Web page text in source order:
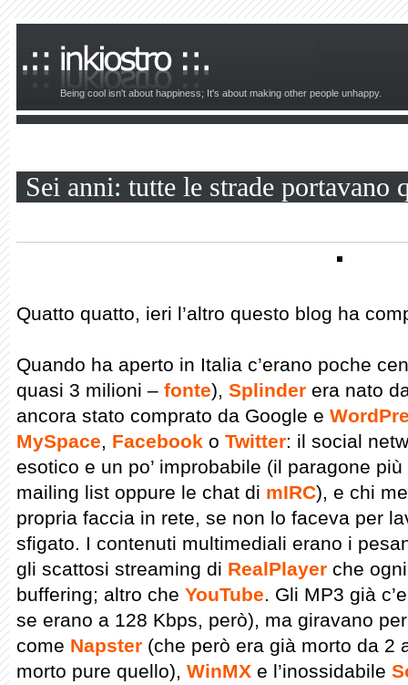
Being cool isn't about happiness; It's about making other people unhappy.
Sei anni: tutte le strade portavano
Quatto quatto, ieri l’altro questo blog ha
Quando ha aperto in Italia c’erano poche
quasi 3 milioni – fonte), Splinder era nato
ancora stato comprato da Google e
MySpace, Facebook o Twitter: il social
esotico e un po’ improbabile (il paragone
mailing list oppure le chat di mIRC), e chi
propria faccia in rete, se non lo faceva per
sfigato. I contenuti multimediali erano i
gli scattosi streaming di RealPlayer che
buffering; altro che YouTube. Gli MP3 già
se erano a 128 Kbps, però), ma giravano
come Napster (che però era già morto da 2
morto pure quello), WinMX e l’inossidabile